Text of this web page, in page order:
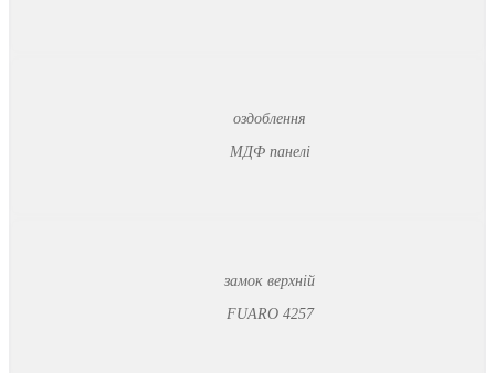
оздоблення
МДФ панелі
замок верхній
FUARO 4257